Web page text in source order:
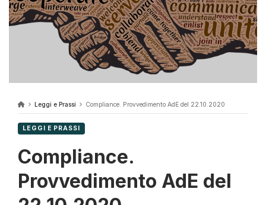
Leggi e Prassi Compliance. Provvedimento AdE del 22.10.2020
LEGGI E PRASSI
Compliance.
Provvedimento AdE del